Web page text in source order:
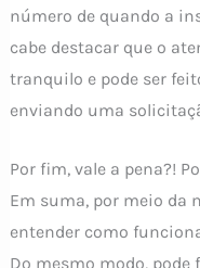
número de quando a
cabe destacar que o
tranquilo e pode ser
enviando uma
Por fim, vale a pena?!
Em suma, por meio da
entender como
Do mesmo modo, pode